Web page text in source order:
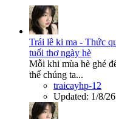
Trái lê ki ma - Thức
tuổi thơ ngày hè
Mỗi khi mùa hè ghé
thể chúng ta...
traicayhp-12
Updated: 1/8/26